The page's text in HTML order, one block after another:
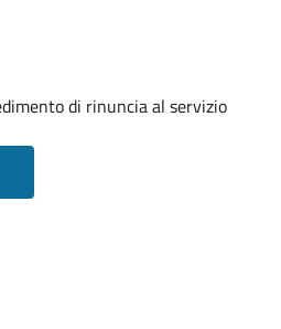
di rinuncia al servizio